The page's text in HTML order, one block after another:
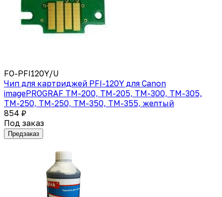
FO-PFI120Y/U
Чип для картриджей PFI-120Y для Canon
imagePROGRAF TM-200, TM-205, TM-300, TM-305,
TM-250, TM-250, TM-350, TM-355, желтый
854 ₽
Под заказ
Предзаказ